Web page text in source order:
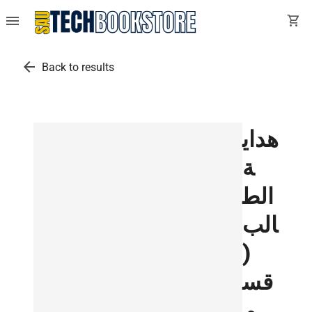
menu shopping_cart
arrow_back Back to results
هداي
ة
الط
الب
(
قس